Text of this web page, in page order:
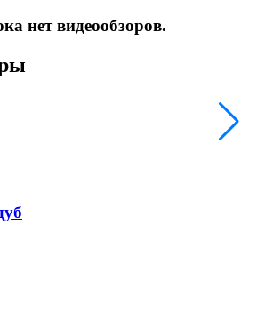
нет видеообзоров.